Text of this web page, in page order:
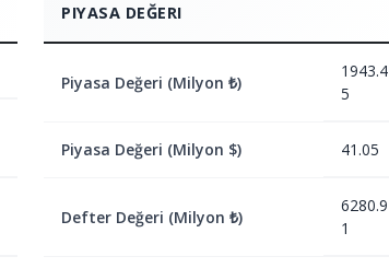
PIYASA DEĞERI
Piyasa Değeri (Milyon ₺)
1943.4
5
Piyasa Değeri (Milyon $) 41.05
Defter Değeri (Milyon ₺)
6280.9
1